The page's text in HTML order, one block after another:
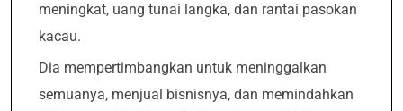
meningkat, uang tunai langka, dan rantai pasokan
kacau.
Dia mempertimbangkan untuk meninggalkan
semuanya, menjual bisnisnya, dan memindahkan